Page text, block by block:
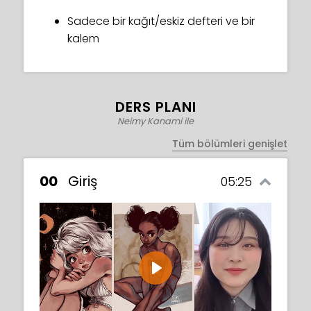
Sadece bir kağıt/eskiz defteri ve bir
kalem
DERS PLANI
Neimy Kanami ile
Tüm bölümleri genişlet
00 Giriş 05:25
Play